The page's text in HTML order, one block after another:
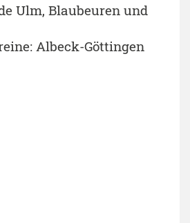
Ulm, Blaubeuren und
Albeck-Göttingen